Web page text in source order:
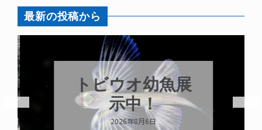
最新の投稿から
トビウオ幼魚展
示中！
2026年8月6日